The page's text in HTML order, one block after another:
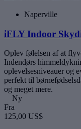
Naperville
iFLY Indoor
Oplev følelsen af at
Indendørs
oplevelsesniveauer og
perfekt til
og meget mere.
Ny
Fra
125,00 US$